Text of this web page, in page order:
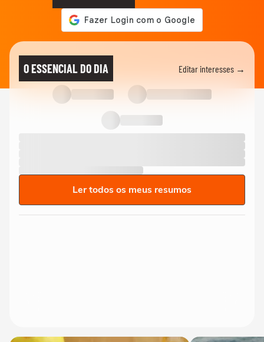
O ESSENCIAL DO DIA Editar interesses →
Ler todos os meus resumos